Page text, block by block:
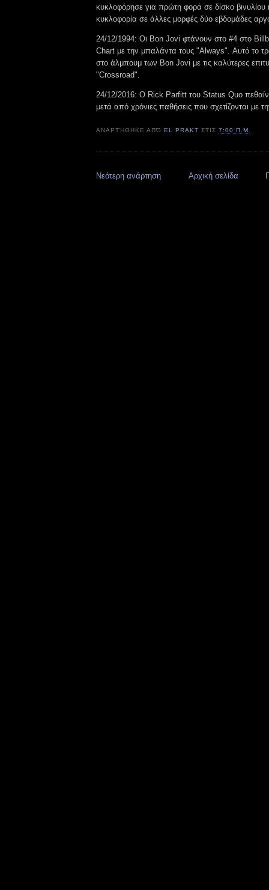
κυκλοφόρησε για πρώτη φορά σε δίσκο βινυλίου
κυκλοφορία σε άλλες μορφές δύο εβδομάδες
24/12/1994: Οι Bon Jovi φτάνουν στο #4 στο
Chart με την μπαλάντα τους "Always". Αυτό το
στο άλμπουμ των Bon Jovi με τις καλύτερες
"Crossroad".
24/12/2016: Ο Rick Parfitt του Status Quo
μετά από χρόνιες παθήσεις που σχετίζονται με
ΑΝΑΡΤΉΘΗΚΕ ΑΠΌEL PRAKT ΣΤΙΣ7:00 Π.Μ.
Νεότερη ανάρτηση Αρχική σελίδα